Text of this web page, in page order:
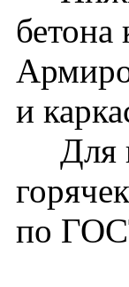
бетона
и
Для
по